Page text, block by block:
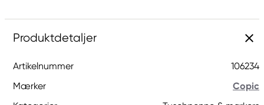
Produktdetaljer
Artikelnummer
106234
Mærker
Copic